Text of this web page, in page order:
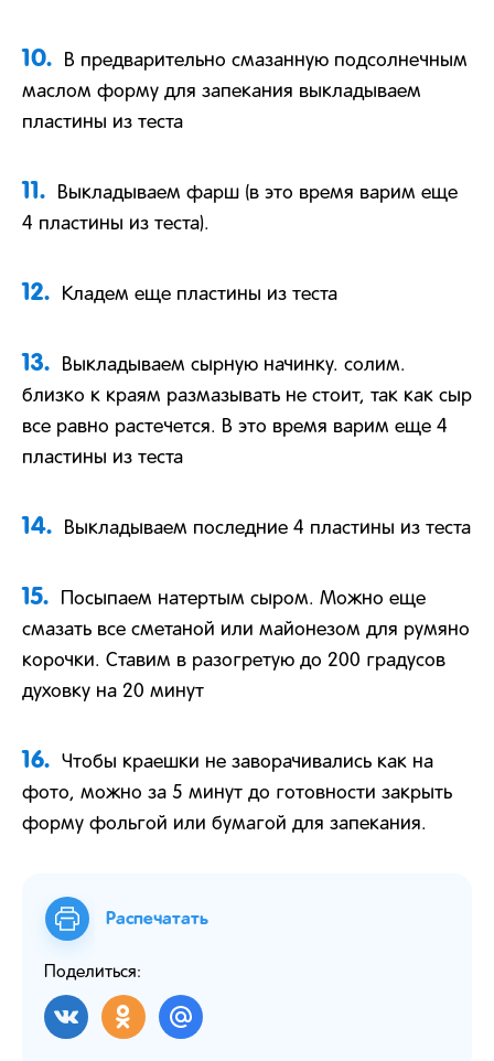
10.
В предварительно смазанную подсолнечным
маслом форму для запекания выкладываем
пластины из теста
11.
Выкладываем фарш (в это время варим еще
4 пластины из теста).
12. Кладем еще пластины из теста
13.
Выкладываем сырную начинку. солим.
близко к краям размазывать не стоит, так как сыр
все равно растечется. В это время варим еще 4
пластины из теста
14. Выкладываем последние 4 пластины из теста
15.
Посыпаем натертым сыром. Можно еще
смазать все сметаной или майонезом для румяно
корочки. Ставим в разогретую до 200 градусов
духовку на 20 минут
16.
Чтобы краешки не заворачивались как на
фото, можно за 5 минут до готовности закрыть
форму фольгой или бумагой для запекания.
Распечатать
Поделиться: